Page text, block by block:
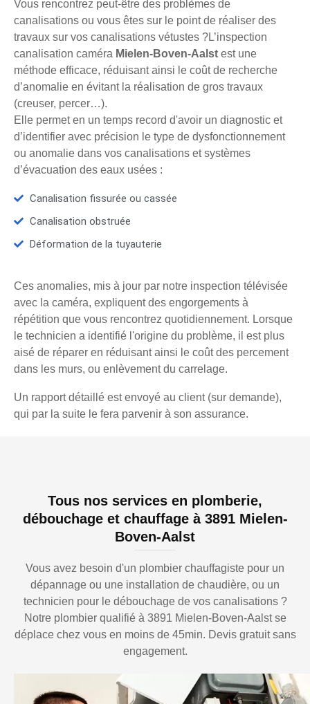
Vous rencontrez peut-être des problèmes de
canalisations ou vous êtes sur le point de réaliser des
travaux sur vos canalisations vétustes ?L’inspection
canalisation caméra Mielen-Boven-Aalst est une
méthode efficace, réduisant ainsi le coût de recherche
d’anomalie en évitant la réalisation de gros travaux
(creuser, percer…).
Elle permet en un temps record d'avoir un diagnostic et
d’identifier avec précision le type de dysfonctionnement
ou anomalie dans vos canalisations et systèmes
d’évacuation des eaux usées :
Canalisation fissurée ou cassée
Canalisation obstruée
Déformation de la tuyauterie
Ces anomalies, mis à jour par notre inspection télévisée
avec la caméra, expliquent des engorgements à
répétition que vous rencontrez quotidiennement. Lorsque
le technicien a identifié l'origine du problème, il est plus
aisé de réparer en réduisant ainsi le coût des percement
dans les murs, ou enlèvement du carrelage.
Un rapport détaillé est envoyé au client (sur demande),
qui par la suite le fera parvenir à son assurance.
Tous nos services en plomberie,
débouchage et chauffage à 3891 Mielen-
Boven-Aalst
Vous avez besoin d'un plombier chauffagiste pour un
dépannage ou une installation de chaudière, ou un
technicien pour le débouchage de vos canalisations ?
Notre plombier qualifié à 3891 Mielen-Boven-Aalst se
déplace chez vous en moins de 45min. Devis gratuit sans
engagement.